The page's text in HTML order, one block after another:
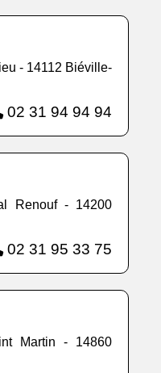
- 14112 Biéville-
02 31 94 94 94
Renouf - 14200
02 31 95 33 75
Martin - 14860